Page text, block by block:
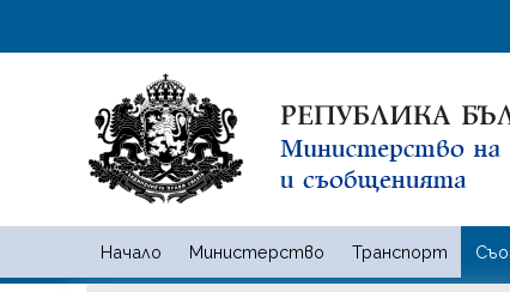
Начало Министерство Транспорт